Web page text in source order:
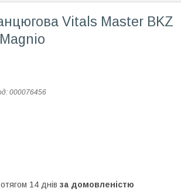
Vitals Master BKZ
000076456
14 днів за домовленістю